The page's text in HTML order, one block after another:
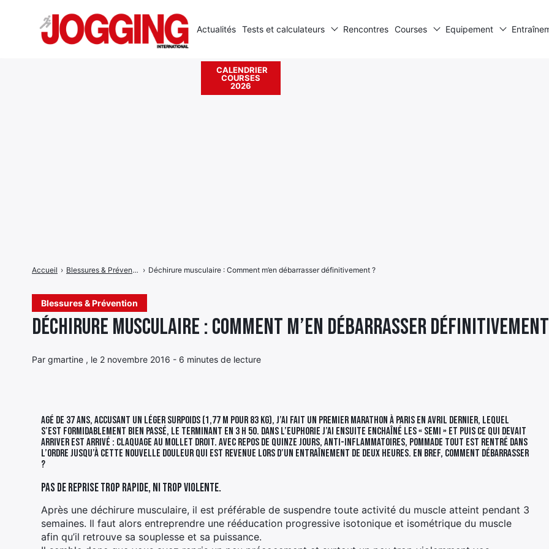
Blessures & Prévention
Déchirure musculaire : Comment m’en débarrasser
Par gmartine , le 2 novembre 2016 - 6 minutes de lecture
Accueil › Blessures & Prévention › Déchirure musculaire : Comment m’en débarrasser définitivement ?
Agé de 37 ans, accusant un léger surpoids (1,77 m pour 83 kg), j’ai fait un premier marathon à Paris en avril dernier, lequel
s’est formidablement bien passé, le terminant en 3 h 50. Dans l’euphorie j’ai ensuite enchaîné les « semi » et puis ce qui devait
arriver est arrivé : claquage au mollet droit. Avec repos de quinze jours, anti-inflammatoires, pommade tout est rentré dans
l’ordre jusqu’à cette nouvelle douleur qui est revenue lors d’un entraînement de deux heures. En bref, comment débarrasser
?
Pas de reprise trop rapide, ni trop violente.
Après une déchirure musculaire, il est préférable de suspendre toute activité du muscle atteint pendant 3
semaines. Il faut alors entreprendre une rééducation progressive isotonique et isométrique du muscle
afin qu’il retrouve sa souplesse et sa puissance.
Actualités Tests et calculateurs Rencontres Courses Equipement
CALENDRIER
COURSES
2026
Rechercher